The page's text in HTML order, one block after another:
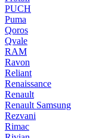
PUCH
Puma
Qoros
Qvale
RAM
Ravon
Reliant
Renaissance
Renault
Renault Samsung
Rezvani
Rimac